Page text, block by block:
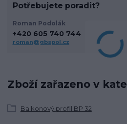
Zboží zařazeno v
Balkonový profil BP 32
Potřebujete poradit?
Roman Podolák
+420 605 740 744
roman@gbspol.cz